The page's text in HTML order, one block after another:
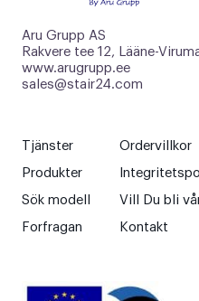
Aru Grupp AS
Rakvere tee 12, Lääne-
www.arugrupp.ee
sales@stair24.com
Tjänster
Produkter
Sök modell
Forfragan
Ordervillkor
Vill Du bli
Kontakt